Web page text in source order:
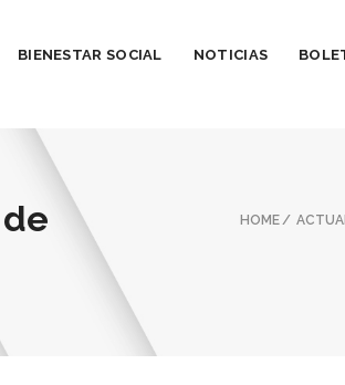
BIENESTAR SOCIAL NOTICIAS
HOME